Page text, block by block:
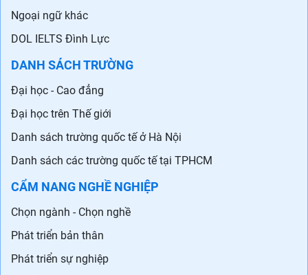
Ngoại ngữ khác
DOL IELTS Đình Lực
DANH SÁCH TRƯỜNG
Đại học - Cao đẳng
Đại học trên Thế giới
Danh sách trường quốc tế ở Hà Nội
Danh sách các trường quốc tế tại TPHCM
CẨM NANG NGHỀ NGHIỆP
Chọn ngành - Chọn nghề
Phát triển bản thân
Phát triển sự nghiệp